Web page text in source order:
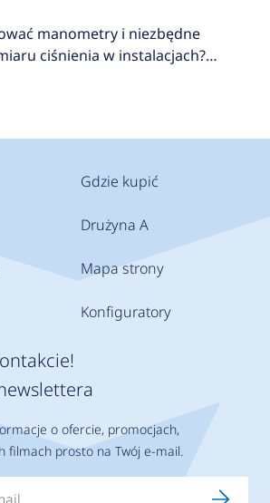
manometry i niezbędne
ciśnienia w instalacjach?
Gdzie kupić
Drużyna A
Mapa strony
Konfiguratory
o ofercie, promocjach,
filmach prosto na Twój e-mail.